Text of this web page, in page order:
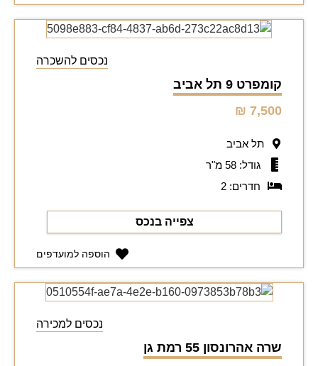
נכסים להשכרה
קומפרט 9 תל אביב
7,500 ₪
תל אביב
גודל: 58 מ"ר
חדרים: 2
צפייה בנכס
הוספה למועדפים
נכסים למכירה
שרה אהרונסון 55 רמת גן